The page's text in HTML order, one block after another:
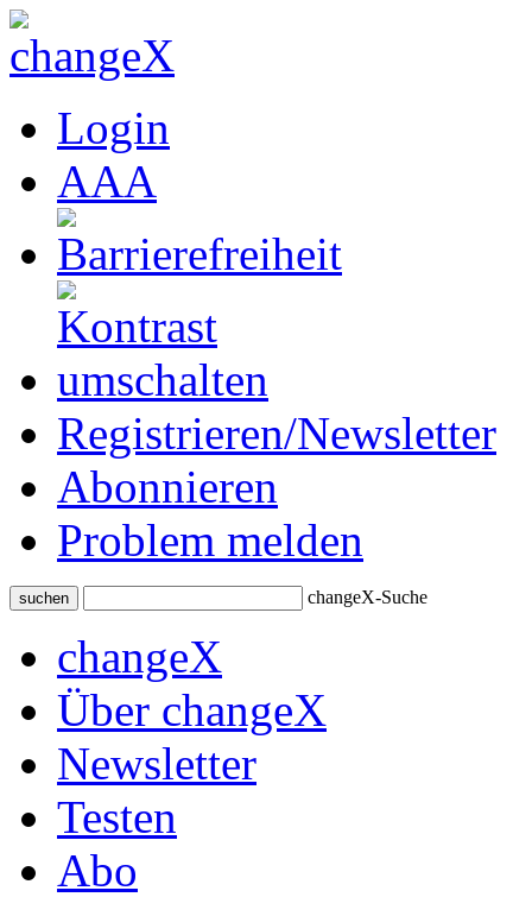
Login
AAA
Registrieren/Newsletter
Abonnieren
Problem melden
suchen changeX-Suche
changeX
Über changeX
Newsletter
Testen
Abo